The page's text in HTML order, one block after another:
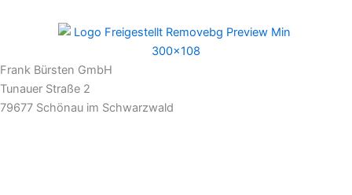
Frank Bürsten GmbH
Tunauer Straße 2
79677 Schönau im Schwarzwald